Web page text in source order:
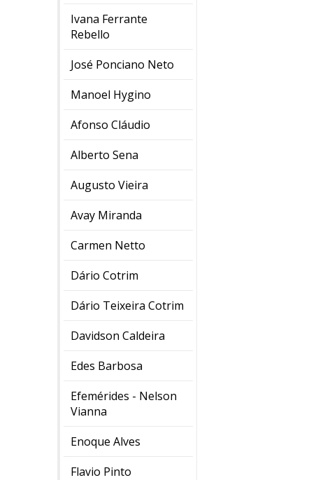
Ivana Ferrante
Rebello
José Ponciano Neto
Manoel Hygino
Afonso Cláudio
Alberto Sena
Augusto Vieira
Avay Miranda
Carmen Netto
Dário Cotrim
Dário Teixeira Cotrim
Davidson Caldeira
Edes Barbosa
Efemérides - Nelson
Vianna
Enoque Alves
Flavio Pinto